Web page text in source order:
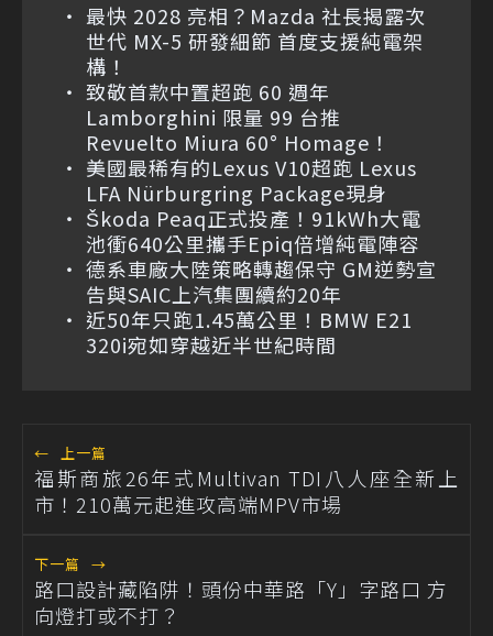
最快 2028 亮相？Mazda 社長揭露次
世代 MX-5 研發細節 首度支援純電架
構！
致敬首款中置超跑 60 週年
Lamborghini 限量 99 台推
Revuelto Miura 60° Homage！
美國最稀有的Lexus V10超跑 Lexus
LFA Nürburgring Package現身
Škoda Peaq正式投產！91kWh大電
池衝640公里攜手Epiq倍增純電陣容
德系車廠大陸策略轉趨保守 GM逆勢宣
告與SAIC上汽集團續約20年
近50年只跑1.45萬公里！BMW E21
320i宛如穿越近半世紀時間
← 上一篇
福斯商旅26年式Multivan TDI八人座全新上
市！210萬元起進攻高端MPV市場
下一篇 →
路口設計藏陷阱！頭份中華路「Y」字路口 方
向燈打或不打？